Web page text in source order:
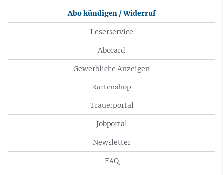
Abo kündigen / Widerruf
Leserservice
Abocard
Gewerbliche Anzeigen
Kartenshop
Trauerportal
Jobportal
Newsletter
FAQ